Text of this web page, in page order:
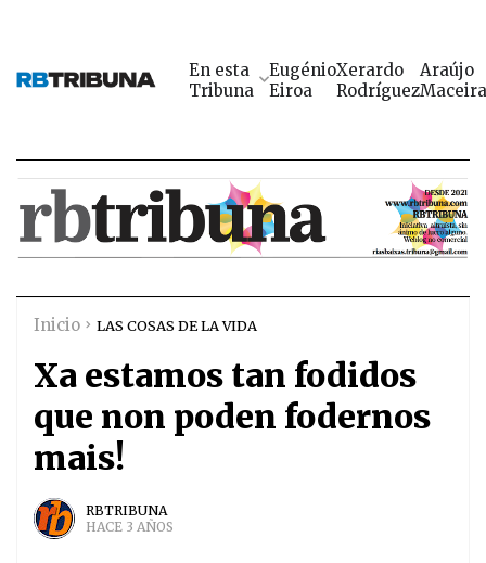
En esta
Tribuna
Eugénio
Eiroa
Xerardo
Rodríguez
Araújo
Maceira
Inicio LAS COSAS DE LA VIDA
Xa estamos tan fodidos
que non poden fodernos
mais!
RBTRIBUNA
HACE 3 AÑOS